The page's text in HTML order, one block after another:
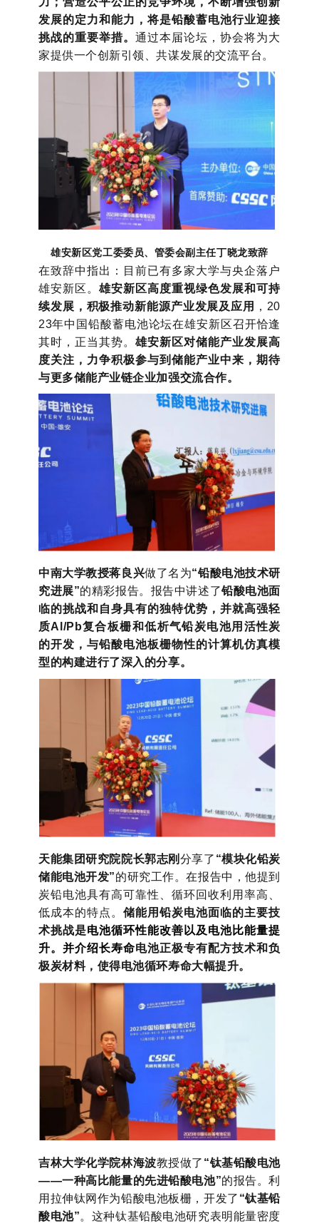
发展的定力和能力，将是铅酸蓄电池行业迎接
挑战的重要举措。通过本届论坛，协会将为大
家提供一个创新引领、共谋发展的交流平台。
雄安新区党工委委员、管委会副主任丁晓龙致辞
在致辞中指出：目前已有多家大学与央企落户
雄安新区。雄安新区高度重视绿色发展和可持
续发展，积极推动新能源产业发展及应用
，20
23年中国铅酸蓄电池论坛在雄安新区召开恰逢
其时，正当其势。雄安新区对储能产业发展高
度关注，力争积极参与到储能产业中来，期待
与更多储能产业链企业加强交流合作。
中南大学教授蒋良兴做了名为“铅酸电池技术研
究进展”的精彩报告。报告中讲述了铅酸电池面
临的挑战和自身具有的独特优势，并就高强轻
质Al/Pb复合板栅和低析气铅炭电池用活性炭
的开发，与铅酸电池板栅物性的计算机仿真模
型的构建进行了深入的分享。
天能集团研究院院长郭志刚 分享了 “模块化铅炭
储能电池开发”的研究工作。在报告中，他提到
炭铅电池具有高可靠性、循环回收利用率高、
低成本的特点。储能用铅炭电池面临的主要技
术挑战是电池循环性能改善以及电池比能量提
升。并介绍长寿命电池正极专有配方技术和负
极炭材料，使得电池循环寿命大幅提升。
吉林大学化学院林海波教授做了 “钛基铅酸电池
——一种高比能量的先进铅酸电池”的报告。利
用拉伸钛网作为铅酸电池板栅，开发了 “钛基铅
酸电池”。这种钛基铅酸电池研究表明能量密度